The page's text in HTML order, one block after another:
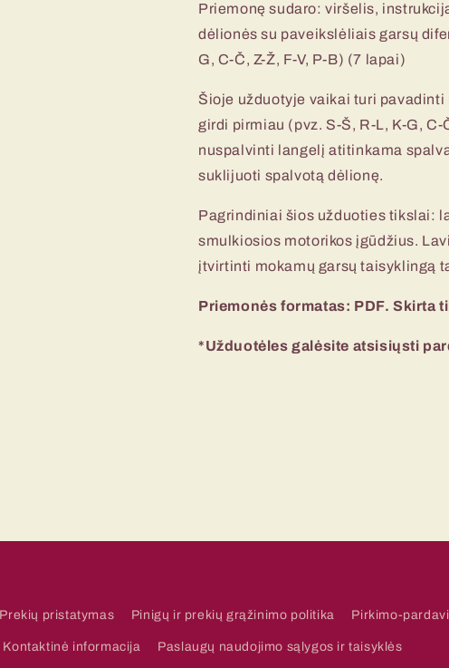
Priemonę sudaro: viršelis,
dėlionės su paveikslėliais garsų
G, C-Č, Z-Ž, F-V, P-B) (7 lapai)
Šioje užduotyje vaikai turi
girdi pirmiau (pvz. S-Š, R-L, K-G, C-
nuspalvinti langelį atitinkama
suklijuoti spalvotą dėlionę.
Pagrindiniai šios užduoties tikslai:
smulkiosios motorikos įgūdžius.
įtvirtinti mokamų garsų taisyklingą
Priemonės formatas: PDF. Skirta
*Užduotėles galėsite atsisiųsti
Prekių pristatymas Pinigų ir prekių grąžinimo politika Pirkimo-
Kontaktinė informacija Paslaugų naudojimo sąlygos ir taisyklės